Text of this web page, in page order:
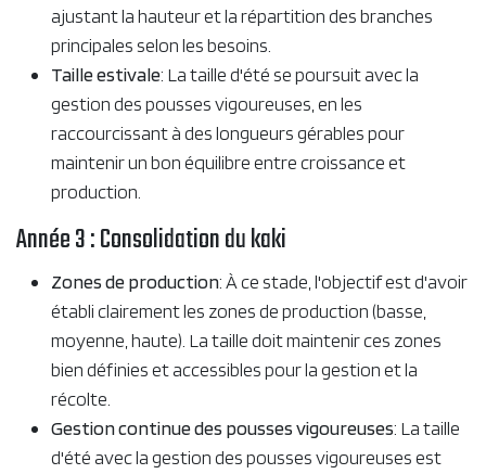
ajustant la hauteur et la répartition des branches
principales selon les besoins.
Taille estivale: La taille d'été se poursuit avec la
gestion des pousses vigoureuses, en les
raccourcissant à des longueurs gérables pour
maintenir un bon équilibre entre croissance et
production.
Année 3 : Consolidation du kaki
Zones de production: À ce stade, l'objectif est d'avoir
établi clairement les zones de production (basse,
moyenne, haute). La taille doit maintenir ces zones
bien définies et accessibles pour la gestion et la
récolte.
Gestion continue des pousses vigoureuses: La taille
d'été avec la gestion des pousses vigoureuses est